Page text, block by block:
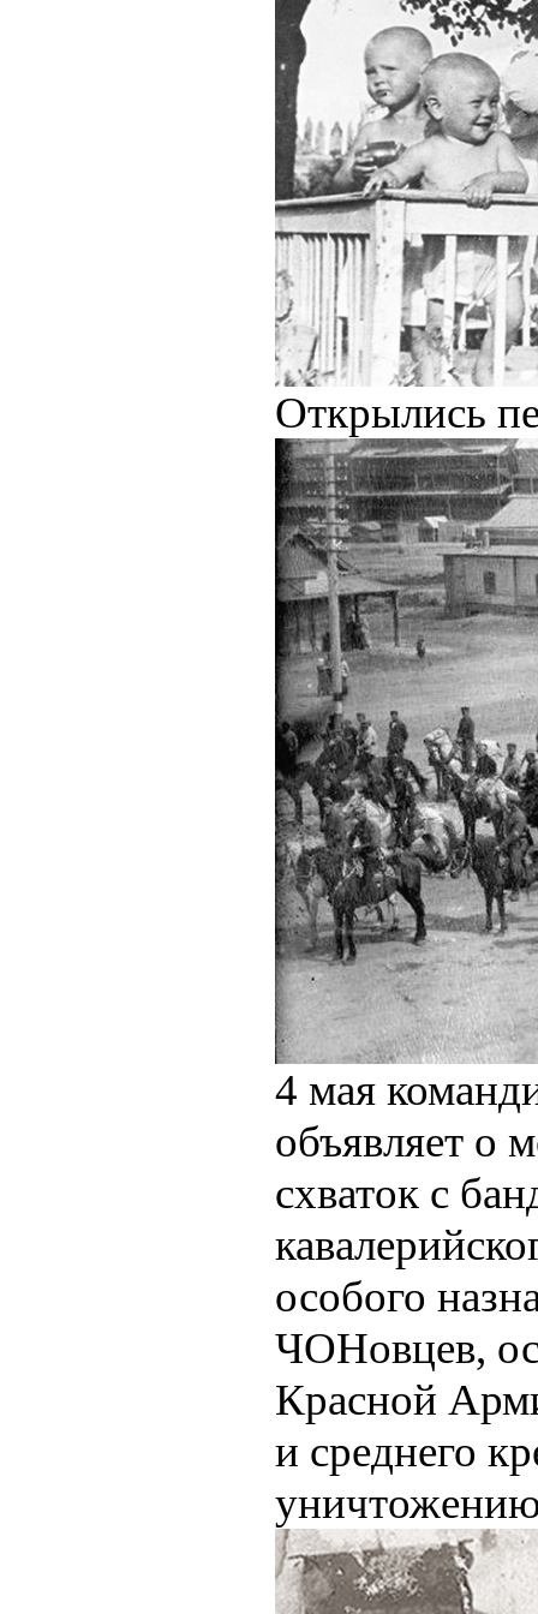
Открылись
4 мая
объявляет о
схваток с
особого
ЧОНовцев,
Красной
и среднего
уничтожению